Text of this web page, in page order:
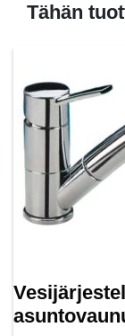
Tähän